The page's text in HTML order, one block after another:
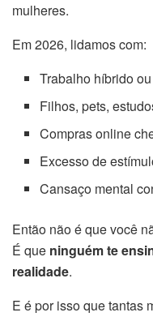
mulheres.
Em 2026, lidamos com:
Trabalho híbrido
Filhos, pets,
Compras online
Excesso de
Cansaço mental
Então não é que você
É que ninguém te
realidade.
E é por isso que tantas